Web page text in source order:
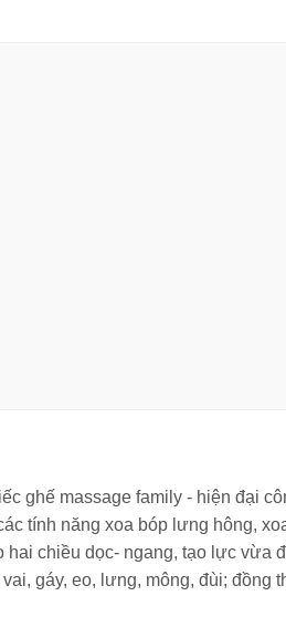
ghế massage family - hiện đại
tính năng xoa bóp lưng hông,
chiều dọc- ngang, tạo lực vừa
gáy, eo, lưng, mông, đùi; đồng